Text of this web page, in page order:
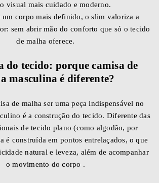
visual mais cuidado e moderno.
um corpo mais definido, o slim valoriza a
sem abrir mão do conforto que só o tecido
de malha oferece.
do tecido: porque camisa de
masculina é diferente?
de malha ser uma peça indispensável no
é a construção do tecido. Diferente das
de tecido plano (como algodão, por
é construída em pontos entrelaçados, o que
natural e leveza, além de acompanhar
o movimento do corpo .